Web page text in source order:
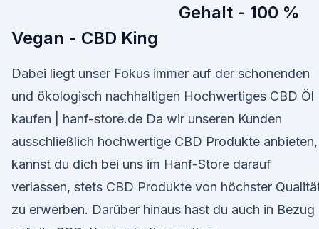
Gehalt - 100 %
Vegan - CBD King
Dabei liegt unser Fokus immer auf der schonenden
und ökologisch nachhaltigen Hochwertiges CBD Öl
kaufen | hanf-store.de Da wir unseren Kunden
ausschließlich hochwertige CBD Produkte anbieten,
kannst du dich bei uns im Hanf-Store darauf
verlassen, stets CBD Produkte von höchster
zu erwerben. Darüber hinaus hast du auch in Bezug